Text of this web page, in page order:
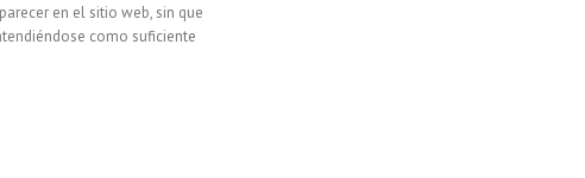
en el sitio web, sin que
como suficiente